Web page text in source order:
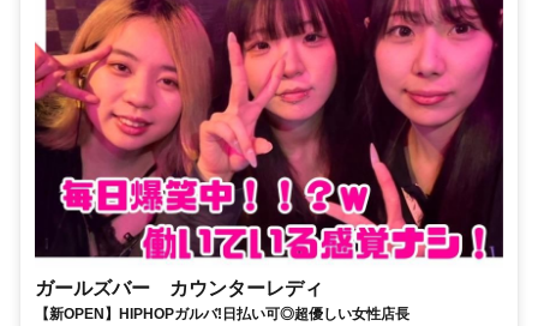
ガールズバー カウンターレディ
【新OPEN】HIPHOPガルバ!日払い可◎超優しい女性店長